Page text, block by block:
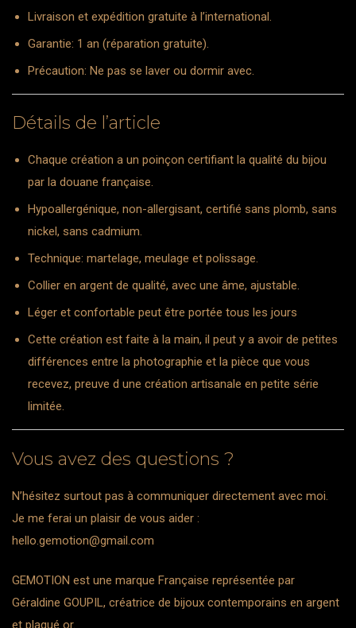
Livraison et expédition gratuite à l’international.
Garantie: 1 an (réparation gratuite).
Précaution: Ne pas se laver ou dormir avec.
Détails de l’article
Chaque création a un poinçon certifiant la qualité du bijou
par la douane française.
Hypoallergénique, non-allergisant, certifié sans plomb, sans
nickel, sans cadmium.
Technique: martelage, meulage et polissage.
Collier en argent de qualité, avec une âme, ajustable.
Léger et confortable peut être portée tous les jours
Cette création est faite à la main, il peut y a avoir de petites
différences entre la photographie et la pièce que vous
recevez, preuve d une création artisanale en petite série
limitée.
Vous avez des questions ?
N’hésitez surtout pas à communiquer directement avec moi.
Je me ferai un plaisir de vous aider :
hello.gemotion@gmail.com
GEMOTION est une marque Française représentée par
Géraldine GOUPIL, créatrice de bijoux contemporains en argent
et plaqué or.